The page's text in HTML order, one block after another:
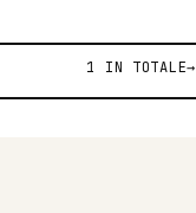
1 IN TOTALE